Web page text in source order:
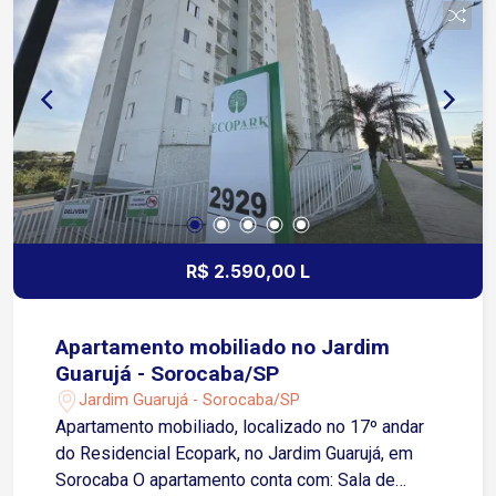
Portaria 24 horas Piscina Salão de festas
Churrasqueira Jardim Circuito interno de TV Cerca
elétrica Ideal para quem procura um apartamento
moderno, com padrão de acabamento, tecnologia,
segurança e uma infraestrutura completa para
morar com conforto. Agende sua visita e venha
conhecer este imóvel!
R$ 2.590,00 L
Apartamento mobiliado no Jardim
Guarujá - Sorocaba/SP
Jardim Guarujá - Sorocaba/SP
Apartamento mobiliado, localizado no 17º andar
do Residencial Ecopark, no Jardim Guarujá, em
Sorocaba O apartamento conta com: Sala de